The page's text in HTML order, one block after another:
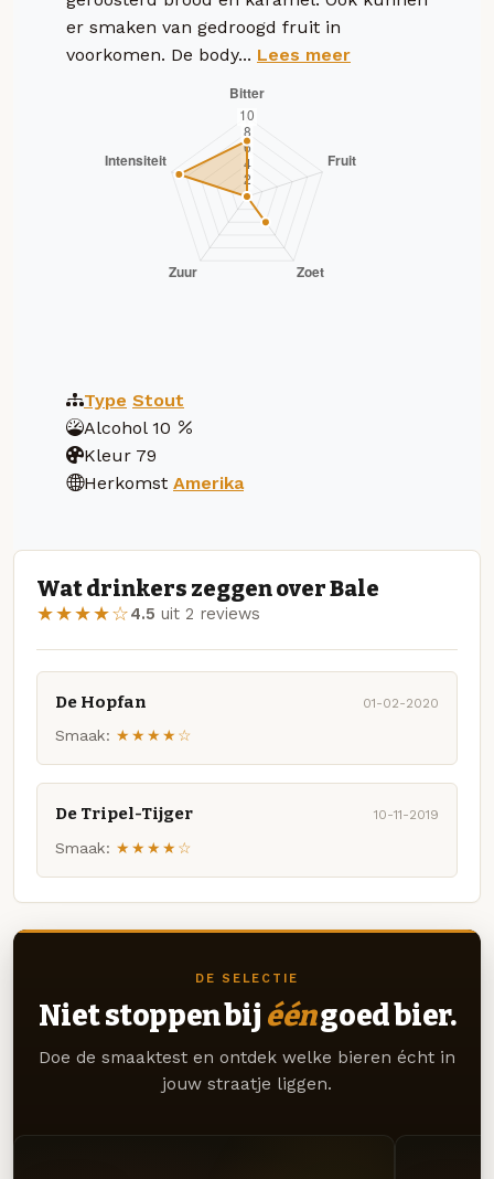
er smaken van gedroogd fruit in
voorkomen. De body... Lees meer
Type Stout
Alcohol 10
Kleur 79
Herkomst Amerika
Wat drinkers zeggen over Bale
★★★★☆4.5 uit 2 reviews
De Hopfan 01-02-2020
Smaak: ★★★★☆
De Tripel-Tijger 10-11-2019
Smaak: ★★★★☆
DE SELECTIE
Niet stoppen bij ééngoed bier.
Doe de smaaktest en ontdek welke bieren écht in
jouw straatje liggen.